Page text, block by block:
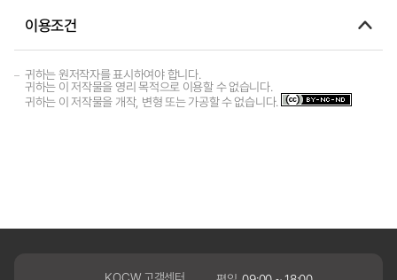
이용조건
귀하는 원저작자를 표시하여야 합니다.
귀하는 이 저작물을 영리 목적으로 이용할 수 없습니다.
귀하는 이 저작물을 개작, 변형 또는 가공할 수 없습니다.